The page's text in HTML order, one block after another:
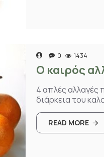
0 1434
Ο καιρός
4 απλές αλλαγές
διάρκεια του
READ MORE